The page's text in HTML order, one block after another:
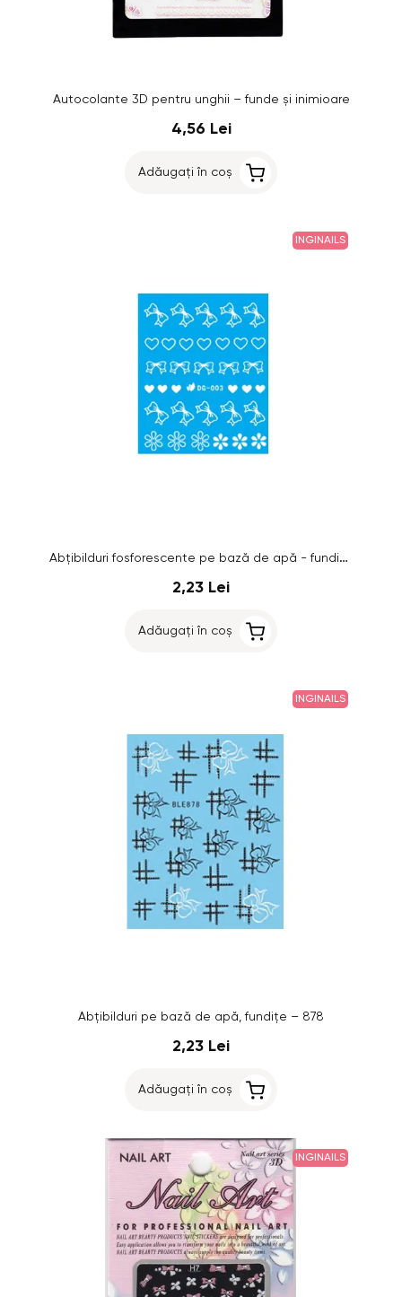
Autocolante 3D pentru unghii – funde și inimioare
4,56 Lei
Adăugați în coș
INGINAILS
Abțibilduri fosforescente pe bază de apă - fundițe - 003
2,23 Lei
Adăugați în coș
INGINAILS
Abțibilduri pe bază de apă, fundițe – 878
2,23 Lei
Adăugați în coș
INGINAILS